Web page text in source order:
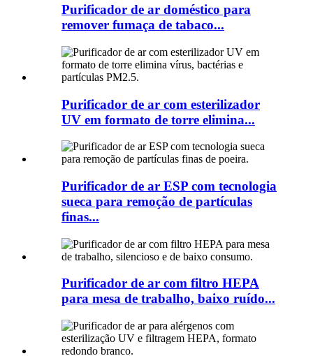
Purificador de ar doméstico para
remover fumaça de tabaco...
Purificador de ar com esterilizador
UV em formato de torre elimina...
Purificador de ar ESP com tecnologia
sueca para remoção de partículas
finas...
Purificador de ar com filtro HEPA
para mesa de trabalho, baixo ruído...